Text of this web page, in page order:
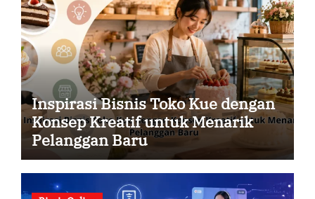
Inspirasi Bisnis Toko Kue dengan
Konsep Kreatif untuk Menarik
Pelanggan Baru